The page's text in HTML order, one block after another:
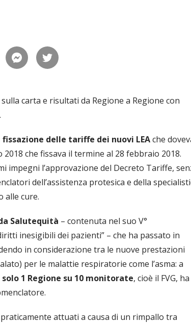
carta e risultati da Regione a Regione con
delle tariffe dei nuovi LEAche
che fissava il termine al 28 febbraio 2018.
impegni l’approvazione del Decreto Tariffe,
dell’assistenza protesica e della
alle cure.
Salutequità – contenuta nel suo V°
inesigibili dei pazienti” – che ha passato in
in considerazione tra le nuove prestazioni
per le malattie respiratorie come l’asma: a
solo 1 Regione su 10 monitorate, cioè il FVG, ha
attuati a causa di un rimpallo tra